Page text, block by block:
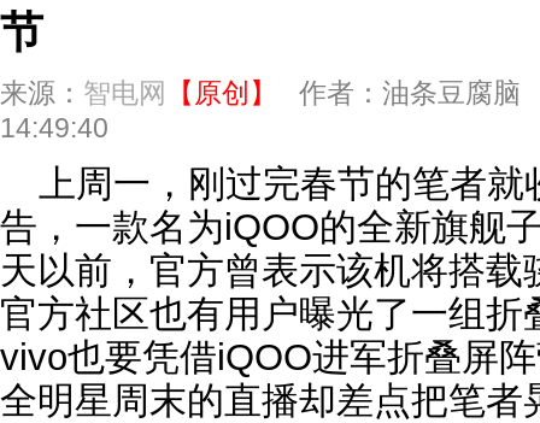
节
来源： 智电网 【原创】
作者：油条豆腐脑
14:49:40
上周一，刚过完春节的笔者
告，一款名为iQOO的全新旗舰
天以前，官方曾表示该机将搭
官方社区也有用户曝光了一组
vivo也要凭借iQOO进军折叠屏
全明星周末的直播却差点把笔者